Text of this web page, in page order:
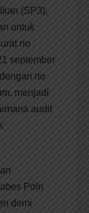
(SP3),
untuk
no .
september
no
menjadi
audit
Polri
demi